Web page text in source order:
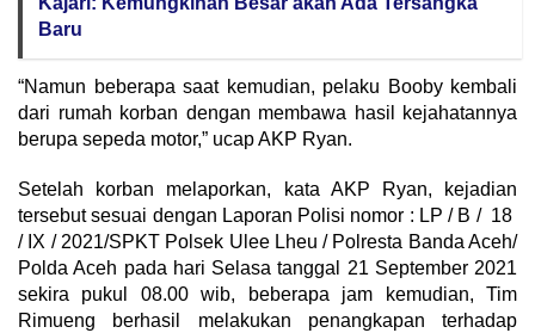
Baru
“Namun beberapa saat kemudian, pelaku Booby kembali
dari rumah korban dengan membawa hasil kejahatannya
berupa sepeda motor,” ucap AKP Ryan.
Setelah korban melaporkan, kata AKP Ryan, kejadian
tersebut sesuai dengan Laporan Polisi nomor : LP / B / 18
/ IX / 2021/SPKT Polsek Ulee Lheu / Polresta Banda Aceh/
Polda Aceh pada hari Selasa tanggal 21 September 2021
sekira pukul 08.00 wib, beberapa jam kemudian, Tim
Rimueng berhasil melakukan penangkapan terhadap